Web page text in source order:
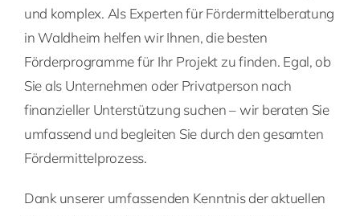
und komplex. Als Experten für Fördermittelberatung
in Waldheim helfen wir Ihnen, die besten
Förderprogramme für Ihr Projekt zu finden. Egal, ob
Sie als Unternehmen oder Privatperson nach
finanzieller Unterstützung suchen – wir beraten Sie
umfassend und begleiten Sie durch den gesamten
Fördermittelprozess.
Dank unserer umfassenden Kenntnis der aktuellen